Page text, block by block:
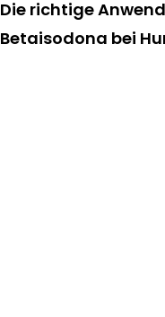
Die richtige
Betaisodona bei